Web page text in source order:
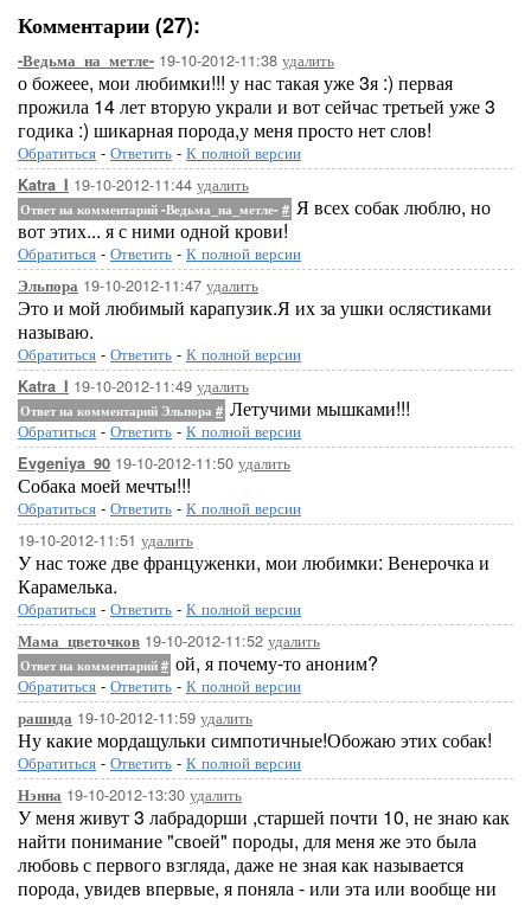
Комментарии (27):
-Ведьма_на_метле- 19-10-2012-11:38 удалить
о божеее, мои любимки!!! у нас такая уже 3я :) первая
прожила 14 лет вторую украли и вот сейчас третьей уже 3
годика :) шикарная порода,у меня просто нет слов!
Обратиться - Ответить - К полной версии
Katra_I 19-10-2012-11:44 удалить
Ответ на комментарий -Ведьма_на_метле- # Я всех собак люблю, но
вот этих... я с ними одной крови!
Обратиться - Ответить - К полной версии
Эльпора 19-10-2012-11:47 удалить
Это и мой любимый карапузик.Я их за ушки ослястиками
называю.
Обратиться - Ответить - К полной версии
Katra_I 19-10-2012-11:49 удалить
Ответ на комментарий Эльпора # Летучими мышками!!!
Обратиться - Ответить - К полной версии
Evgeniya_90 19-10-2012-11:50 удалить
Собака моей мечты!!!
Обратиться - Ответить - К полной версии
19-10-2012-11:51 удалить
У нас тоже две француженки, мои любимки: Венерочка и
Карамелька.
Обратиться - Ответить - К полной версии
Мама_цветочков 19-10-2012-11:52 удалить
Ответ на комментарий # ой, я почему-то аноним?
Обратиться - Ответить - К полной версии
рашида 19-10-2012-11:59 удалить
Ну какие мордащульки симпотичные!Обожаю этих собак!
Обратиться - Ответить - К полной версии
Нэнна 19-10-2012-13:30 удалить
У меня живут 3 лабрадорши ,старшей почти 10, не знаю как
найти понимание "своей" породы, для меня же это была
любовь с первого взгляда, даже не зная как называется
порода, увидев впервые, я поняла - или эта или вообще ни